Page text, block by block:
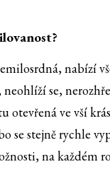
nabízí
se,
otevřená ve vší
se stejně rychle
na každém